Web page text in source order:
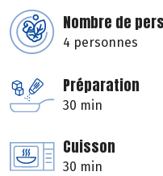
Nombre de
4 personnes
Préparation
30 min
Cuisson
30 min